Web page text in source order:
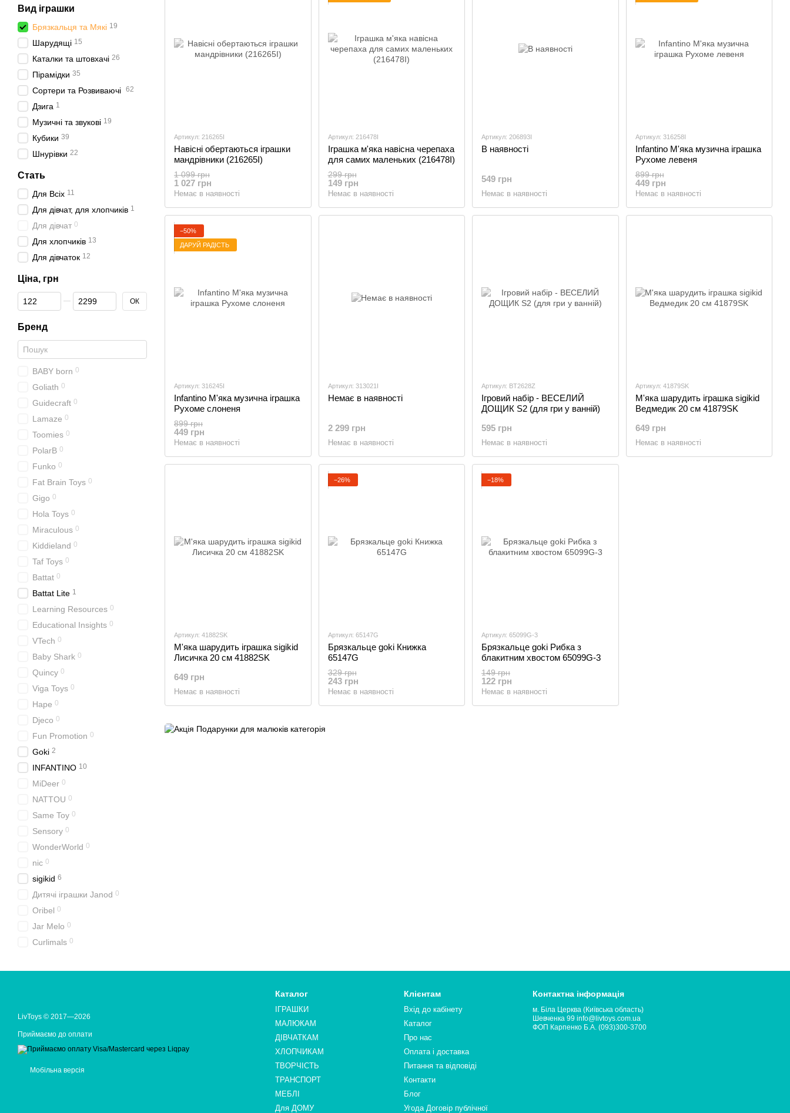
Артикул: 216265I
Навісні обертаються іграшки
мандрівники (216265I)
1 099 грн
1 027 грн
Немає в наявності
Артикул: 216478I
Іграшка м'яка навісна черепаха
для самих маленьких (216478I)
299 грн
149 грн
Немає в наявності
Артикул: 206893I
В наявності
549 грн
Немає в наявності
Артикул: 316258I
Infantino М'яка музична іграшка
Рухоме левеня
899 грн
449 грн
Немає в наявності
−50%
ДАРУЙ РАДІСТЬ
Артикул: 316245I
Infantino М'яка музична іграшка
Рухоме слоненя
899 грн
449 грн
Немає в наявності
Артикул: 313021I
Немає в наявності
2 299 грн
Немає в наявності
Артикул: BT2628Z
Ігровий набір - ВЕСЕЛИЙ
ДОЩИК S2 (для гри у ванній)
595 грн
Немає в наявності
Артикул: 41879SK
М'яка шарудить іграшка sigikid
Ведмедик 20 см 41879SK
649 грн
Немає в наявності
Артикул: 41882SK
М'яка шарудить іграшка sigikid
Лисичка 20 см 41882SK
649 грн
Немає в наявності
−26%
Артикул: 65147G
Брязкальце goki Книжка
65147G
329 грн
243 грн
Немає в наявності
−18%
Артикул: 65099G-3
Брязкальце goki Рибка з
блакитним хвостом 65099G-3
149 грн
122 грн
Немає в наявності
Вид іграшки
Брязкальця та Мякі 19
Шарудящі 15
Каталки та штовхачі 26
Пірамідки 35
Сортери та Розвиваючі 62
Дзига 1
Музичні та звукові 19
Кубики 39
Шнурівки 22
Стать
Для Всіх 11
Для дівчат, для хлопчиків 1
Для дівчат 0
Для хлопчиків 13
Для дівчаток 12
Ціна, грн
Від Ціна, грн
До Ціна, грн ОК
Бренд
BABY born 0
Goliath 0
Guidecraft 0
Lamaze 0
Toomies 0
PolarB 0
Funko 0
Fat Brain Toys 0
Gigo 0
Hola Toys 0
Miraculous 0
Kiddieland 0
Taf Toys 0
Battat 0
Battat Lite 1
Learning Resources 0
Educational Insights 0
VTech 0
Baby Shark 0
Quincy 0
Viga Toys 0
Hape 0
Djeco 0
Fun Promotion 0
Goki 2
INFANTINO 10
MiDeer 0
NATTOU 0
Same Toy 0
Sensory 0
WonderWorld 0
nic 0
sigikid 6
Дитячі іграшки Janod 0
Oribel 0
Jar Melo 0
Curlimals 0
LivToys © 2017—2026
Приймаємо до оплати
Мобільна версія
Каталог
ІГРАШКИ
МАЛЮКАМ
ДІВЧАТКАМ
ХЛОПЧИКАМ
ТВОРЧІСТЬ
ТРАНСПОРТ
МЕБЛІ
Для ДОМУ
Клієнтам
Вхід до кабінету
Каталог
Про нас
Оплата і доставка
Питання та відповіді
Контакти
Блог
Угода Договір публічної
Контактна інформація
м. Біла Церква (Київська область)
Шевченка 99 info@livtoys.com.ua
ФОП Карпенко Б.А. (093)300-3700